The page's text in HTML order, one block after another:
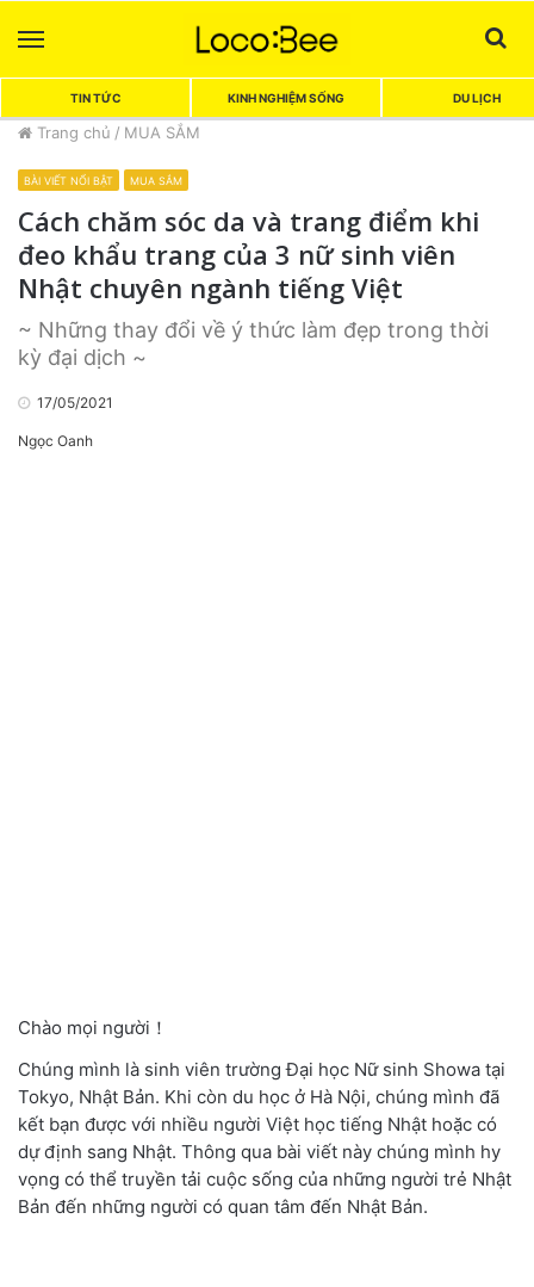
TIN TỨC KINH NGHIỆM SỐNG DU LỊCH
Trang chủ / MUA SẮM
BÀI VIẾT NỔI BẬT MUA SẮM
Cách chăm sóc da và trang điểm khi
đeo khẩu trang của 3 nữ sinh viên
Nhật chuyên ngành tiếng Việt
~ Những thay đổi về ý thức làm đẹp trong thời
kỳ đại dịch ~
17/05/2021
Ngọc Oanh
Chào mọi người！
Chúng mình là sinh viên trường Đại học Nữ sinh Showa tại
Tokyo, Nhật Bản. Khi còn du học ở Hà Nội, chúng mình đã
kết bạn được với nhiều người Việt học tiếng Nhật hoặc có
dự định sang Nhật. Thông qua bài viết này chúng mình hy
vọng có thể truyền tải cuộc sống của những người trẻ Nhật
Bản đến những người có quan tâm đến Nhật Bản.